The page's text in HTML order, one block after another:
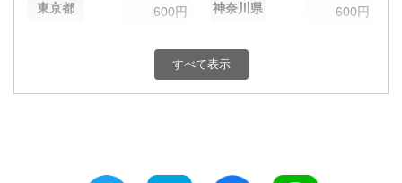
東京都 600円 神奈川県 600円
600円 富山県
すべて表示